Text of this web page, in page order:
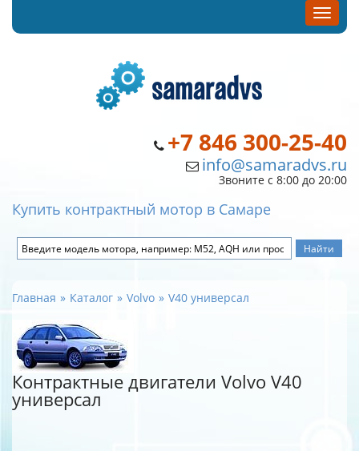
+7 846 300-25-40
info@samaradvs.ru
Звоните с 8:00 до 20:00
Купить контрактный мотор в Самаре
Главная Каталог Volvo V40 универсал
Контрактные двигатели Volvo V40
универсал